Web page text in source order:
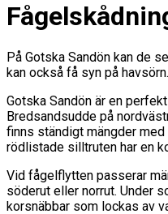
På Gotska Sandön kan de
kan också få syn på havsörn.
Gotska Sandön är en
Bredsandsudde på
finns ständigt mängder
rödlistade silltruten har en
Vid fågelflytten passerar
söderut eller norrut. Under
korsnäbbar som lockas av